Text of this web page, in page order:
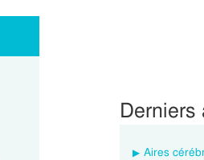
Derniers
Aires